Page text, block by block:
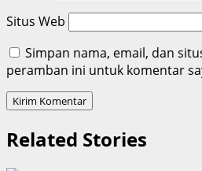
Situs Web
Simpan nama, email, dan
peramban ini untuk komentar
Related Stories